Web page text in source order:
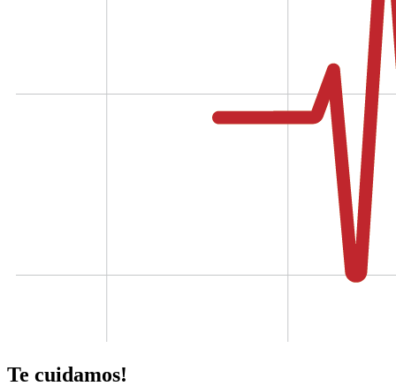
Te cuidamos!